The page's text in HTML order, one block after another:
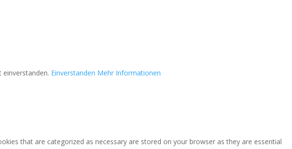
einverstanden. Einverstanden Mehr Informationen
that are categorized as necessary are stored on your browser as they are essential